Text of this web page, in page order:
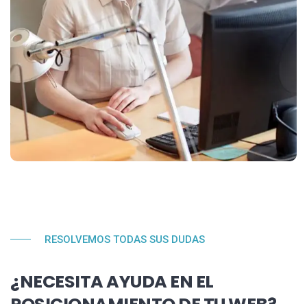
RESOLVEMOS TODAS SUS DUDAS
¿NECESITA AYUDA EN EL